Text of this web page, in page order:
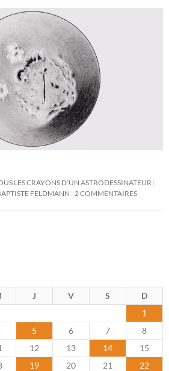
LES CRAYONS D’UN ASTRODESSINATEUR
FELDMANN 2 COMMENTAIRES
J V S
D
1
5 6 7
8
12 13 14
15
19 20 21
22